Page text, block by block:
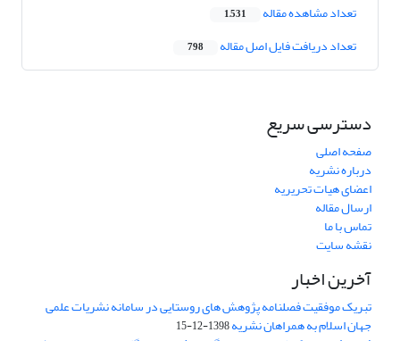
تعداد مشاهده مقاله 1,531
تعداد دریافت فایل اصل مقاله 798
دسترسی سریع
صفحه اصلی
درباره نشریه
اعضای هیات تحریریه
ارسال مقاله
تماس با ما
نقشه سایت
آخرین اخبار
تبریک موفقیت فصلنامه پژوهش های روستایی در سامانه نشریات علمی
جهان اسلام به همراهان نشریه1398-12-15